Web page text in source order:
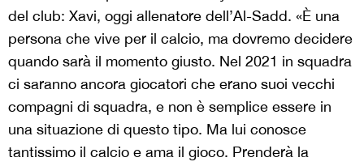
del club: Xavi, oggi allenatore dell’Al-Sadd. «È una
persona che vive per il calcio, ma dovremo decidere
quando sarà il momento giusto. Nel 2021 in squadra
ci saranno ancora giocatori che erano suoi vecchi
compagni di squadra, e non è semplice essere in
una situazione di questo tipo. Ma lui conosce
tantissimo il calcio e ama il gioco. Prenderà la